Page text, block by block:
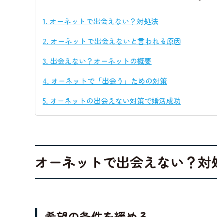
1. オーネットで出会えない？対処法
2. オーネットで出会えないと言われる原因
3. 出会えない？オーネットの概要
4. オーネットで「出会う」ための対策
5. オーネットの出会えない対策で婚活成功
オーネットで出会えない？対